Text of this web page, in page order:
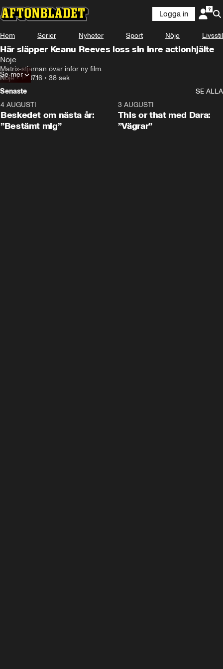
Logga in
Hem Serier Nyheter Sport Nöje Livsstil
Här släpper Keanu Reeves loss sin inre actionhjälte
Nöje
Matrix-stjärnan övar inför ny film.
Nöje•14.07.16 • 38 sek
Se mer
Senaste
SE ALLA
4 AUGUSTI
Beskedet om nästa år:
”Bestämt mig”
3 AUGUSTI
This or that med Dara:
”Vägrar”